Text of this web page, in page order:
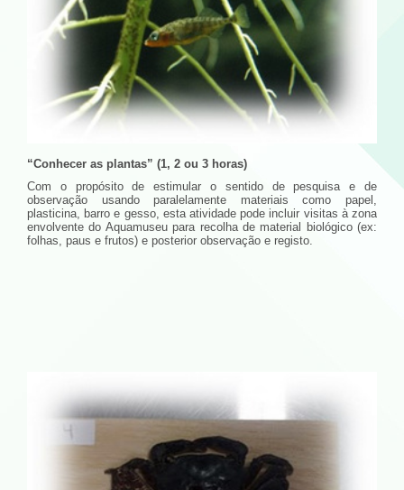
“Conhecer as plantas” (1, 2 ou 3 horas)
Com o propósito de estimular o sentido de pesquisa e de
observação usando paralelamente materiais como papel,
plasticina, barro e gesso, esta atividade pode incluir visitas à zona
envolvente do Aquamuseu para recolha de material biológico (ex:
folhas, paus e frutos) e posterior observação e registo.